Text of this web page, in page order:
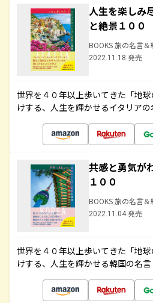
人生を楽しみ
と絶景１００
BOOKS 旅の名言＆
2022.11.18 発売
世界を４０年以上歩いてきた「地
けする、人生を輝かせるイタリア
共感と勇気が
１００
BOOKS 旅の名言＆
2022.11.04 発売
世界を４０年以上歩いてきた「地
けする、人生を輝かせる韓国の名